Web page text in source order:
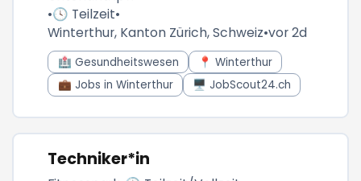
•🕓 Teilzeit•
Winterthur, Kanton Zürich, Schweiz•vor 2d
🏥 Gesundheitswesen
📍 Winterthur
💼 Jobs in Winterthur
🖥️ JobScout24.ch
Techniker*in